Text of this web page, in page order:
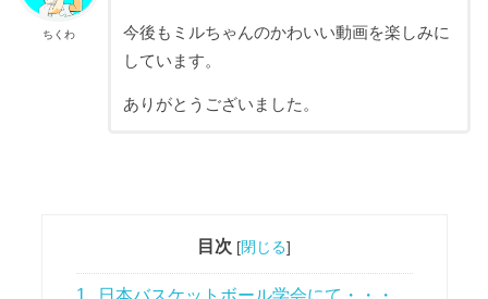
ちくわ
今後もミルちゃんのかわいい動画を楽しみに
しています。
ありがとうございました。
目次 [閉じる]